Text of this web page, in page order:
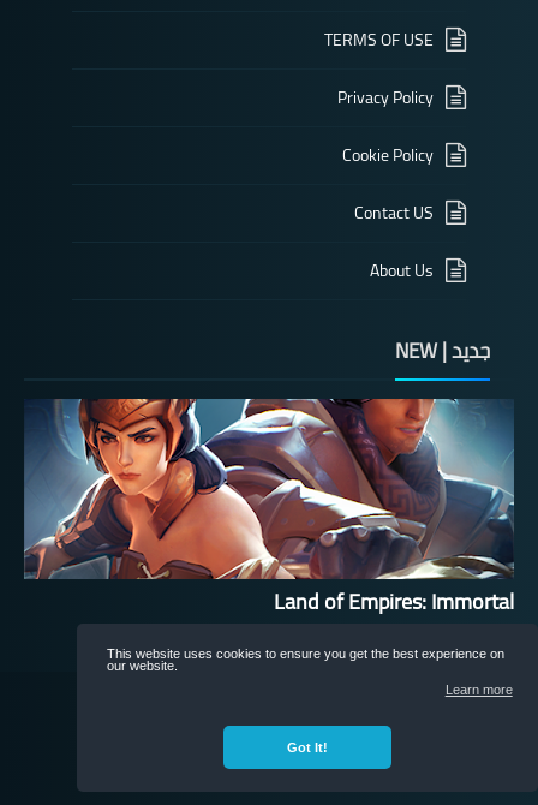
This website uses cookies to ensure you get the best experience on
our website.
Learn more
Got It!
TERMS OF USE
Privacy Policy
Cookie Policy
Contact US
About Us
جديد | NEW
Land of Empires: Immortal
nonRoxAll rights reserved
©